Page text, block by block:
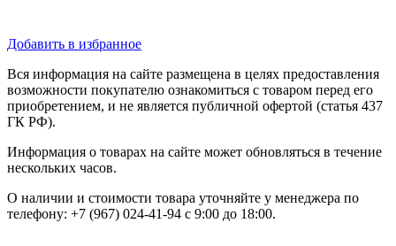
Добавить в избранное
Вся информация на сайте размещена в целях предоставления
возможности покупателю ознакомиться с товаром перед его
приобретением, и не является публичной офертой (статья 437
ГК РФ).
Информация о товарах на сайте может обновляться в течение
нескольких часов.
О наличии и стоимости товара уточняйте у менеджера по
телефону: +7 (967) 024-41-94 с 9:00 до 18:00.